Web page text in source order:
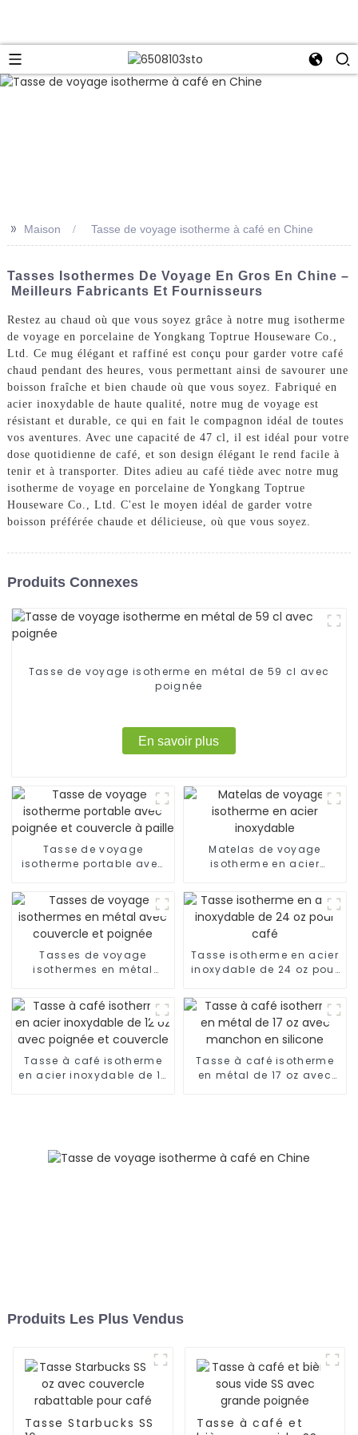
>> Maison Tasse de voyage isotherme à café en Chine
Tasses Isothermes De Voyage En Gros En Chine –
Meilleurs Fabricants Et Fournisseurs
Restez au chaud où que vous soyez grâce à notre mug isotherme
de voyage en porcelaine de Yongkang Toptrue Houseware Co.,
Ltd. Ce mug élégant et raffiné est conçu pour garder votre café
chaud pendant des heures, vous permettant ainsi de savourer une
boisson fraîche et bien chaude où que vous soyez. Fabriqué en
acier inoxydable de haute qualité, notre mug de voyage est
résistant et durable, ce qui en fait le compagnon idéal de toutes
vos aventures. Avec une capacité de 47 cl, il est idéal pour votre
dose quotidienne de café, et son design élégant le rend facile à
tenir et à transporter. Dites adieu au café tiède avec notre mug
isotherme de voyage en porcelaine de Yongkang Toptrue
Houseware Co., Ltd. C'est le moyen idéal de garder votre
boisson préférée chaude et délicieuse, où que vous soyez.
Produits Connexes
Tasse de voyage isotherme en métal de 59 cl avec
poignée
En savoir plus
Tasse de voyage
isotherme portable avec
paille
Matelas de voyage
isotherme en acier
Tasses de voyage
isothermes en métal
poignée
Tasse isotherme en acier
inoxydable de 24 oz pour
Tasse à café isotherme
en acier inoxydable de 12
Tasse à café isotherme
en métal de 17 oz avec
Produits Les Plus Vendus
Tasse Starbucks SS
Tasse à café et